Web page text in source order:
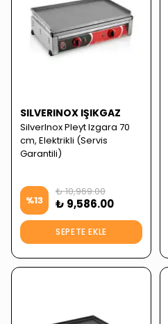
SILVERINOX IŞIKGAZ
SilverInox Pleyt Izgara 70
cm, Elektrikli (Servis
Garantili)
%13
₺ 10,969.00
₺ 9,586.00
SEPETE EKLE